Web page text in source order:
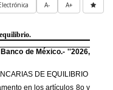
A+
A-